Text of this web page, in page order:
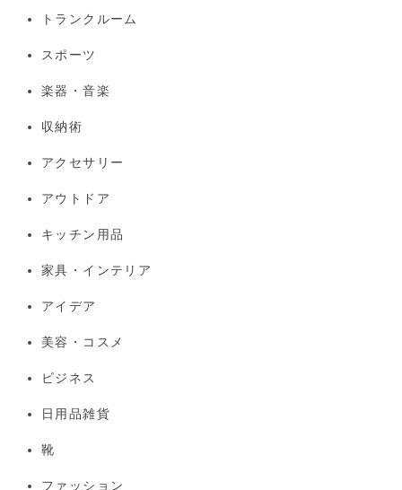
トランクルーム
スポーツ
楽器・音楽
収納術
アクセサリー
アウトドア
キッチン用品
家具・インテリア
アイデア
美容・コスメ
ビジネス
日用品雑貨
靴
ファッション